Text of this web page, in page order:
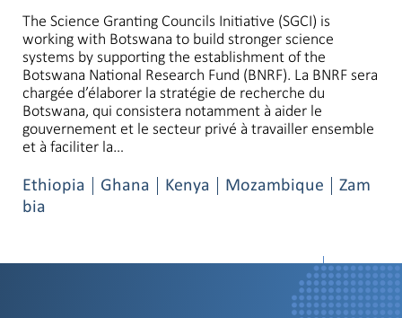
The Science Granting Councils Initiative (SGCI) is
working with Botswana to build stronger science
systems by supporting the establishment of the
Botswana National Research Fund (BNRF). La BNRF sera
chargée d’élaborer la stratégie de recherche du
Botswana, qui consistera notamment à aider le
gouvernement et le secteur privé à travailler ensemble
et à faciliter la…
Ethiopia Ghana Kenya Mozambique
Zam
bia